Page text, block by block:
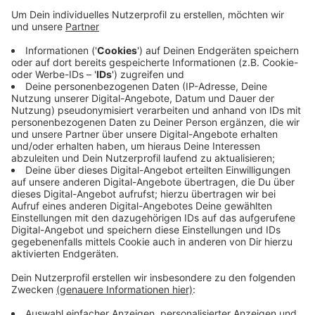
Hebesätze für Wohn- und Nichtwohngrundstücke
einzuführen, um so Wohngrundstücke zu
entlasten. Der Hebesatz für Wohngrundstücke
beträgt jetzt 826 Punkte, der für
Nichtwohngrundstücke 1.620. Schwelm nimmt mit
der Grundsteuer jährlich rund 7.155.000 Euro ein.
Das soll auch nach der Reform so bleiben, wie in
den anderen Kommunen ist sie
"aufkommensneutral".
Veröffentlicht:Freitag, 14.02.2025 11:42
Anzeige